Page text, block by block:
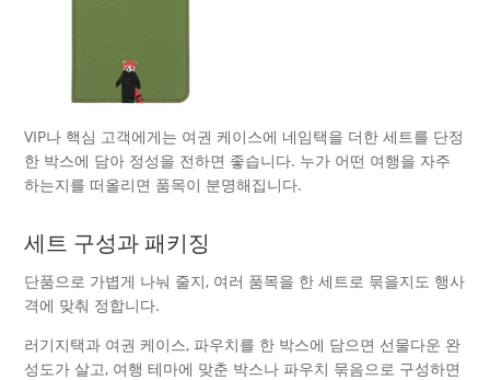
VIP나 핵심 고객에게는 여권 케이스에 네임택을 더한 세트를 단정
한 박스에 담아 정성을 전하면 좋습니다. 누가 어떤 여행을 자주
하는지를 떠올리면 품목이 분명해집니다.
세트 구성과 패키징
단품으로 가볍게 나눠 줄지, 여러 품목을 한 세트로 묶을지도 행사
격에 맞춰 정합니다.
러기지택과 여권 케이스, 파우치를 한 박스에 담으면 선물다운 완
성도가 살고, 여행 테마에 맞춘 박스나 파우치 묶음으로 구성하면